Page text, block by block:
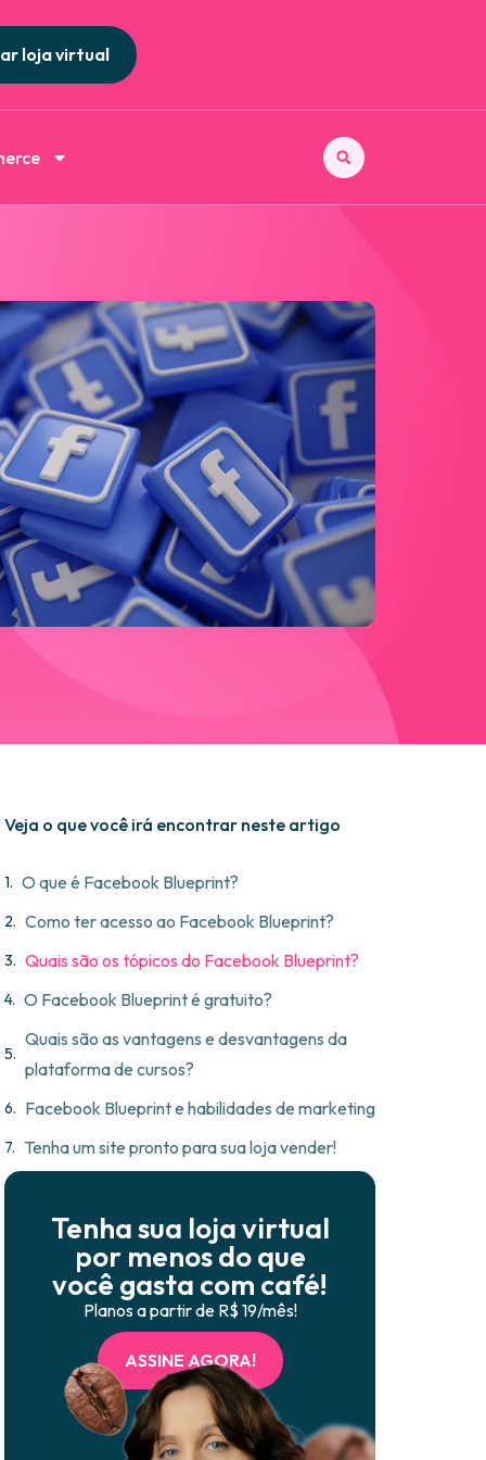
loja virtual
Veja o que você irá encontrar neste artigo
O que é Facebook Blueprint?
Como ter acesso ao Facebook Blueprint?
Quais são os tópicos do Facebook Blueprint?
O Facebook Blueprint é gratuito?
Quais são as vantagens e desvantagens da
plataforma de cursos?
Facebook Blueprint e habilidades de marketing
Tenha um site pronto para sua loja vender!
Tenha sua loja virtual
por menos do que
você gasta com café!
Planos a partir de R$ 19/mês!
ASSINE AGORA!